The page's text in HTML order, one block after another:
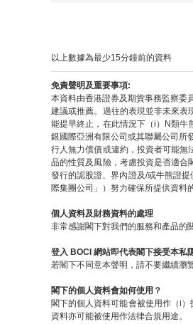
以上數據為最少15分鐘前的資料
免責聲明及重要事項:
本資料由香港證券及期貨事務監察委
建議或推薦。過往的表現並非未來
能提早終止，在此情況下（i）N類牛
銀國際亞洲有限公司或其聯屬公司所
行人無力償債或違約，投資者可能
品的性質及風險，考慮投資是否適
發行的認股證、界內證及/或牛熊證
際集團公司」）努力確保所提供資料
個人資料及財務資料的處理
非常感謝閣下對我們的服務和產品的
登入 BOCI 網站即代表閣下接受本私
若閣下不同意本聲明，請不要繼續瀏
閣下的個人資料會如何使用？
閣下的個人資料可能會被使用作（i
資料亦可能被使用作法律合規用途。